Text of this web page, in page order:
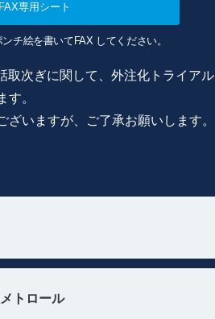
FAX専用シート
チ絵を書いてFAX してください。
次ぎに関して、外注化トライアル
す。
ざいますが、ご了承お願いします。
トロール